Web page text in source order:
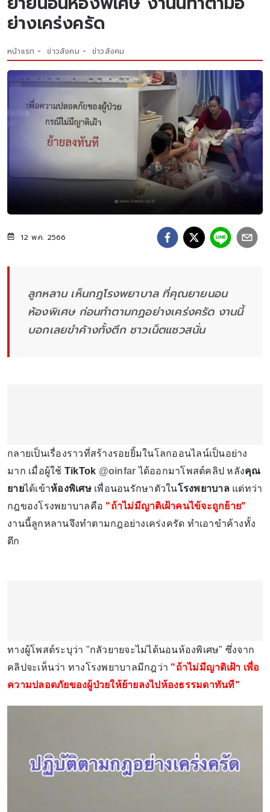
ย่างเคร่งครัด
หน้าแรก ข่าวสังคม ข่าวสังคม
12 พ.ค. 2566
ลูกหลาน เห็นกฎโรงพยาบาล ที่คุณยายนอน
ห้องพิเศษ ก่อนทำตามกฏอย่างเคร่งครัด งานนี้
บอกเลยขำค้างทั้งตึก ชาวเน็ตแซวสนั่น
กลายเป็นเรื่องราวที่สร้างรอยยิ้มในโลกออนไลน์เป็นอย่าง
มาก เมื่อผู้ใช้ TikTok @oinfar ได้ออกมาโพสต์คลิป หลังคุณ
ยายได้เข้าห้องพิเศษ เพื่อนอนรักษาตัวในโรงพยาบาลแต่ทว่า
กฎของโรงพยาบาลคือ "ถ้าไม่มีญาติเฝ้าคนไข้จะถูกย้าย"
งานนี้ลูกหลานจึงทำตามกฎอย่างเคร่งครัด ทำเอาขำค้างทั้ง
ตึก
ทางผู้โพสต์ระบุว่า "กลัวยายจะไม่ได้นอนห้องพิเศษ" ซึ่งจาก
คลิปจะเห็นว่า ทางโรงพยาบาลมีกฎว่า "ถ้าไม่มีญาติเฝ้า เพื่อ
ความปลอดภัยของผู้ป่วยให้ย้ายลงไปห้องธรรมดาทันที"